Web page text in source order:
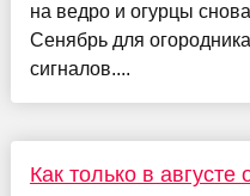
на ведро и огурцы
Сенябрь для
сигналов....
Как только в